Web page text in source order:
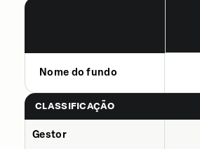
Nome do fundo
CLASSIFICAÇÃO
Gestor